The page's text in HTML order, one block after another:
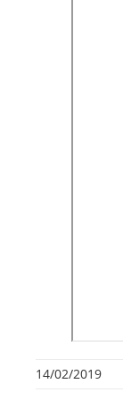
14/02/2019